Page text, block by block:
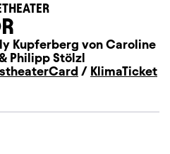
Kupferberg von Caroline
Philipp Stölzl
/ KlimaTicket